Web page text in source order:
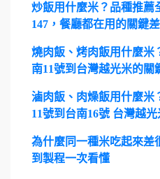
炒飯用什麼米？品種推薦
147，餐廳都在用的關鍵
燒肉飯、烤肉飯用什麼米
南11號到台灣越光米的關
滷肉飯、肉燥飯用什麼米
11號到台南16號 台灣越
為什麼同一種米吃起來差
到製程一次看懂